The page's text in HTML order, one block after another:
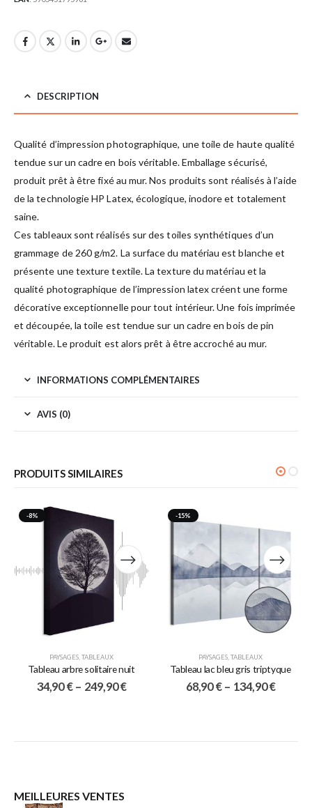
DESCRIPTION
Qualité d’impression photographique, une toile de haute qualité
tendue sur un cadre en bois véritable. Emballage sécurisé,
produit prêt à être fixé au mur. Nos produits sont réalisés à l’aide
de la technologie HP Latex, écologique, inodore et totalement
saine.
Ces tableaux sont réalisés sur des toiles synthétiques d’un
grammage de 260 g/m2. La surface du matériau est blanche et
présente une texture textile. La texture du matériau et la
qualité photographique de l’impression latex créent une forme
décorative exceptionnelle pour tout intérieur. Une fois imprimée
et découpée, la toile est tendue sur un cadre en bois de pin
véritable. Le produit est alors prêt à être accroché au mur.
INFORMATIONS COMPLÉMENTAIRES
AVIS (0)
PRODUITS SIMILAIRES
-8%
PAYSAGES,TABLEAUX
Tableau arbre solitaire nuit
34,90€ – 249,90€
-15%
PAYSAGES,TABLEAUX
Tableau lac bleu gris triptyque
68,90€ – 134,90€
MEILLEURES VENTES